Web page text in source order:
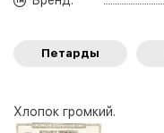
Петарды
Хлопок громкий.